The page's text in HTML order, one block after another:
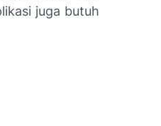
juga butuh